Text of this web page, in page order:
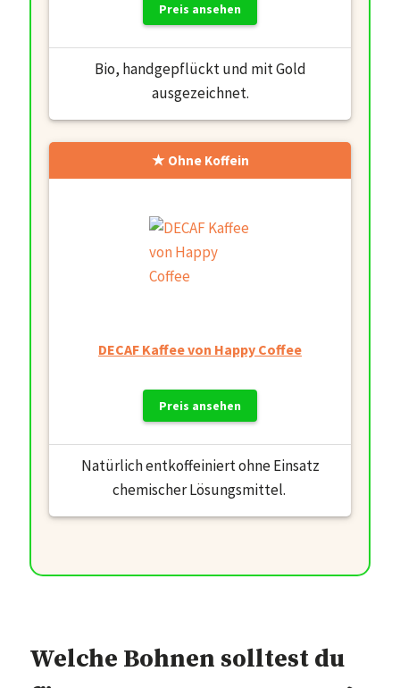
Preis ansehen
Bio, handgepflückt und mit Gold
ausgezeichnet.
Ohne Koffein
DECAF Kaffee von Happy Coffee
Preis ansehen
Natürlich entkoffeiniert ohne Einsatz
chemischer Lösungsmittel.
Welche Bohnen solltest du